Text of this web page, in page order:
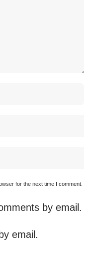
for the next time I comment.
by email.
email.